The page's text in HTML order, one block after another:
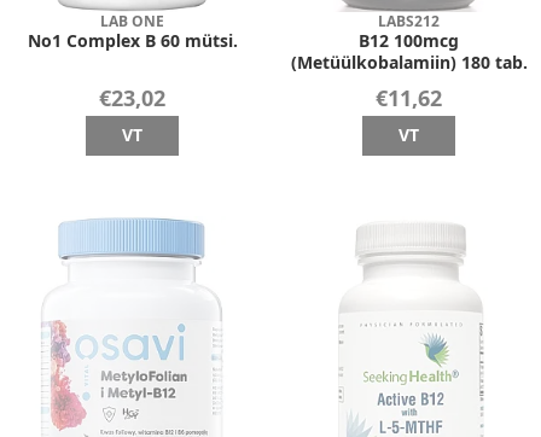
LAB ONE
No1 Complex B 60 mütsi.
€23,02
VT
LABS212
B12 100mcg
(Metüülkobalamiin) 180 tab.
€11,62
VT